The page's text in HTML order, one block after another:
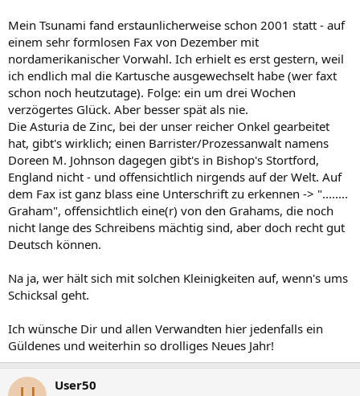
Mein Tsunami fand erstaunlicherweise schon 2001 statt - auf
einem sehr formlosen Fax von Dezember mit
nordamerikanischer Vorwahl. Ich erhielt es erst gestern, weil
ich endlich mal die Kartusche ausgewechselt habe (wer faxt
schon noch heutzutage). Folge: ein um drei Wochen
verzögertes Glück. Aber besser spät als nie.
Die Asturia de Zinc, bei der unser reicher Onkel gearbeitet
hat, gibt's wirklich; einen Barrister/Prozessanwalt namens
Doreen M. Johnson dagegen gibt's in Bishop's Stortford,
England nicht - und offensichtlich nirgends auf der Welt. Auf
dem Fax ist ganz blass eine Unterschrift zu erkennen -> "........
Graham", offensichtlich eine(r) von den Grahams, die noch
nicht lange des Schreibens mächtig sind, aber doch recht gut
Deutsch können.
Na ja, wer hält sich mit solchen Kleinigkeiten auf, wenn's ums
Schicksal geht.
Ich wünsche Dir und allen Verwandten hier jedenfalls ein
Güldenes und weiterhin so drolliges Neues Jahr!
User50